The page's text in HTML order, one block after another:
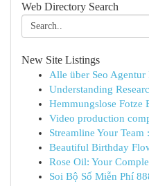
Web Directory Search
New Site Listings
Alle über Seo Agentur
Understanding
Hemmungslose Fotze
Video production
Streamline Your Team
Beautiful Birthday
Rose Oil: Your
Soi Bộ Số Miễn Phí